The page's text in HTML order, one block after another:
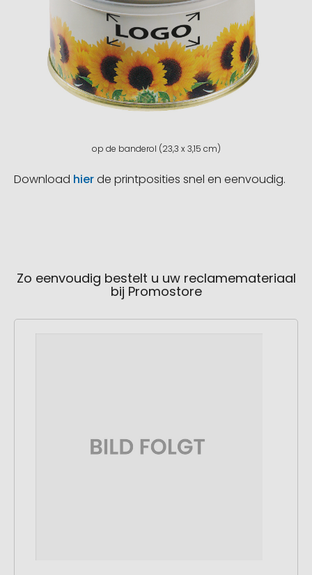
op de banderol (23,3 x 3,15 cm)
Download hierde printposities snel en eenvoudig.
Zo eenvoudig bestelt u uw reclamemateriaal
bij Promostore